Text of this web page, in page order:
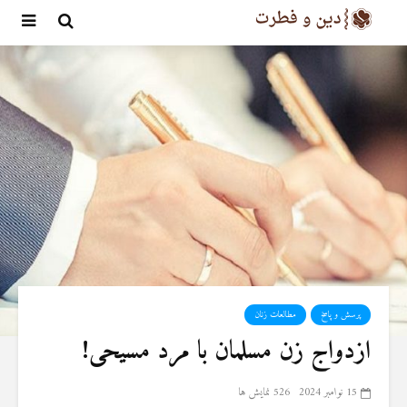
پرسش و پاسخ مطالعات زنان
ازدواج زن مسلمان با مرد مسیحی!
15 نوامبر 2024 526 نمایش ها